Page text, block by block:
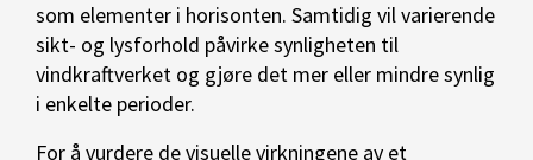
som elementer i horisonten. Samtidig vil varierende
sikt- og lysforhold påvirke synligheten til
vindkraftverket og gjøre det mer eller mindre synlig
i enkelte perioder.
For å vurdere de visuelle virkningene av et